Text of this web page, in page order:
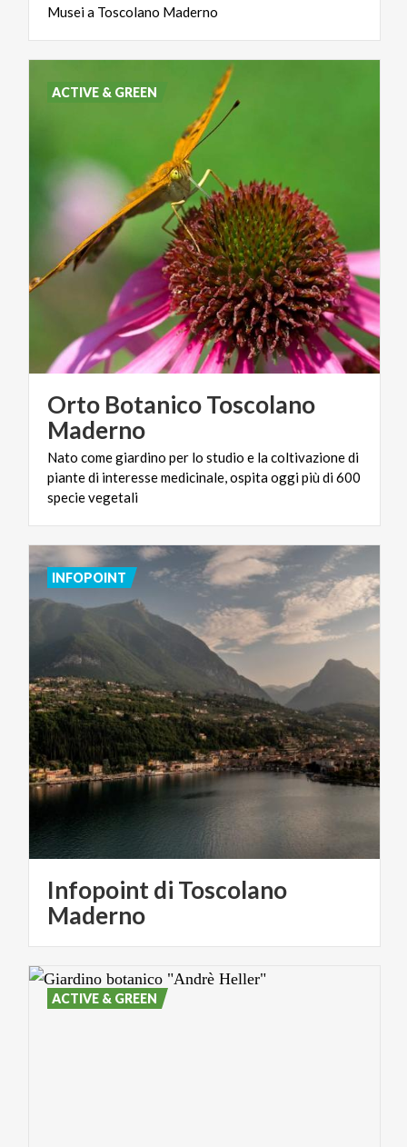
Museia Toscolano Maderno
Orto Botanico Toscolano
Maderno
Nato come giardino per lo studio e la coltivazione di
piante di interesse medicinale, ospita oggi più di 600
specie vegetali
ACTIVE & GREEN
Infopoint di Toscolano
Maderno
INFOPOINT
ACTIVE & GREEN